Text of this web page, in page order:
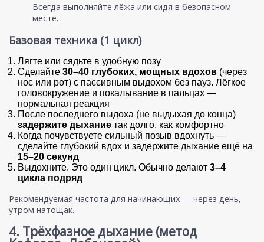
Всегда выполняйте лёжа или сидя в безопасном
месте.
Базовая техника (1 цикл)
Лягте или сядьте в удобную позу
Сделайте 30–40 глубоких, мощных вдохов (через
нос или рот) с пассивным выдохом без пауз. Лёгкое
головокружение и покалывание в пальцах —
нормальная реакция
После последнего выдоха (не выдыхая до конца)
задержите дыхание так долго, как комфортно
Когда почувствуете сильный позыв вдохнуть —
сделайте глубокий вдох и задержите дыхание ещё на
15–20 секунд
Выдохните. Это один цикл. Обычно делают 3–4
цикла подряд
Рекомендуемая частота для начинающих — через день,
утром натощак.
4. Трёхфазное дыхание (метод